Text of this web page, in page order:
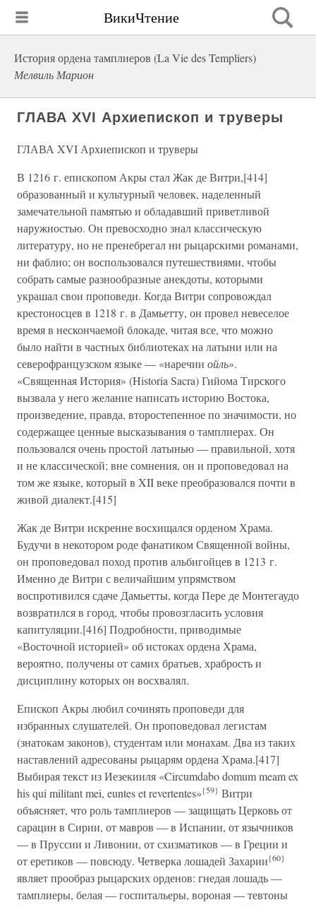
ВикиЧтение
История ордена тамплиеров (La Vie des Templiers)
Мелвиль Марион
ГЛАВА XVI Архиепископ и труверы
ГЛАВА XVI Архиепископ и труверы
В 1216 г. епископом Акры стал Жак де Витри,[414]
образованный и культурный человек, наделенный
замечательной памятью и обладавший приветливой
наружностью. Он превосходно знал классическую
литературу, но не пренебрегал ни рыцарскими романами,
ни фаблио; он воспользовался путешествиями, чтобы
собрать самые разнообразные анекдоты, которыми
украшал свои проповеди. Когда Витри сопровождал
крестоносцев в 1218 г. в Дамьетту, он провел невеселое
время в нескончаемой блокаде, читая все, что можно
было найти в частных библиотеках на латыни или на
северофранцузском языке — «наречии ойль».
«Священная История» (Historia Sacra) Гийома Тирского
вызвала у него желание написать историю Востока,
произведение, правда, второстепенное по значимости, но
содержащее ценные высказывания о тамплиерах. Он
пользовался очень простой латынью — правильной, хотя
и не классической; вне сомнения, он и проповедовал на
том же языке, который в XII веке преобразовался почти в
живой диалект.[415]
Жак де Витри искренне восхищался орденом Храма.
Будучи в некотором роде фанатиком Священной войны,
он проповедовал поход против альбигойцев в 1213 г.
Именно де Витри с величайшим упрямством
воспротивился сдаче Дамьетты, когда Пере де Монтегаудо
возвратился в город, чтобы провозгласить условия
капитуляции.[416] Подробности, приводимые
«Восточной историей» об истоках ордена Храма,
вероятно, получены от самих братьев, храбрость и
дисциплину которых он восхвалял.
Епископ Акры любил сочинять проповеди для
избранных слушателей. Он проповедовал легистам
(знатокам законов), студентам или монахам. Два из таких
наставлений адресованы рыцарям ордена Храма.[417]
Выбирая текст из Иезекииля «Circumdabo domum meam ex
his qui militant mei, euntes et revertentes»{59} Витри
объясняет, что роль тамплиеров — защищать Церковь от
сарацин в Сирии, от мавров — в Испании, от язычников
— в Пруссии и Ливонии, от схизматиков — в Греции и
от еретиков — повсюду. Четверка лошадей Захарии{60}
являет прообраз рыцарских орденов: гнедая лошадь —
тамплиеры, белая — госпитальеры, вороная — тевтоны